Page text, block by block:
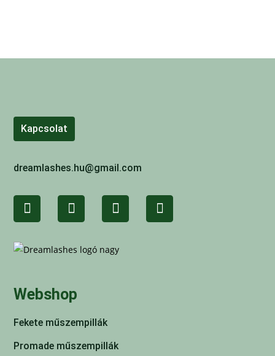
Kapcsolat
dreamlashes.hu@gmail.com
Webshop
Fekete műszempillák
Promade műszempillák